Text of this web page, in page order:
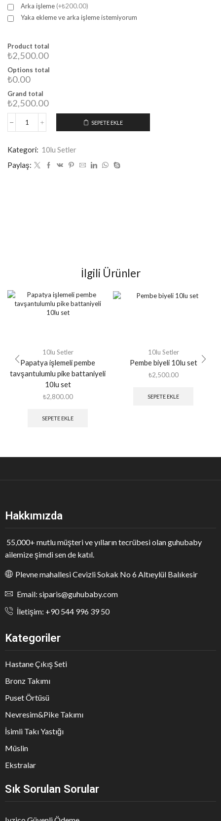
Arka işleme (+₺200.00)
Yaka ekleme ve arka işleme istemiyorum
Product total
₺2,500.00
Options total
₺0.00
Grand total
₺2,500.00
SEPETE EKLE
Kategori: 10lu Setler
Paylaş:
İlgili Ürünler
10lu Setler
Papatya işlemeli pembe
tavşantulumlu pike battaniyeli
10lu set
₺2,800.00
SEPETE EKLE
10lu Setler
Pembe biyeli 10lu set
₺2,500.00
SEPETE EKLE
Hakkımızda
55,000+ mutlu müşteri ve yılların tecrübesi olan guhubaby
ailemize şimdi sen de katıl.
Plevne mahallesi Cevizli Sokak No 6 Altıeylül Balıkesir
Email: siparis@guhubaby.com
İletişim: +90 544 996 39 50
Kategoriler
Hastane Çıkış Seti
Bronz Takımı
Puset Örtüsü
Nevresim&Pike Takımı
İsimli Takı Yastığı
Müslin
Ekstralar
Sık Sorulan Sorular